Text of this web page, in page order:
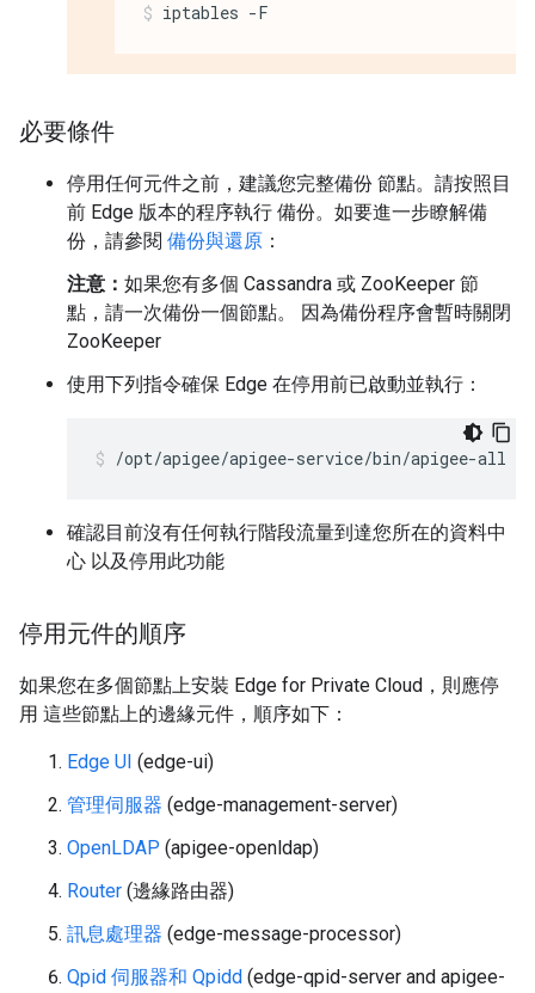
iptables -F
必要條件
停用任何元件之前，建議您完整備份 節點。請按照目
前 Edge 版本的程序執行 備份。如要進一步瞭解備
份，請參閱 備份與還原 ：
注意： 如果您有多個 Cassandra 或 ZooKeeper 節
點，請一次備份一個節點。 因為備份程序會暫時關閉
ZooKeeper
使用下列指令確保 Edge 在停用前已啟動並執行：
/opt/apigee/apigee-service/bin/apigee-all
確認目前沒有任何執行階段流量到達您所在的資料中
心 以及停用此功能
停用元件的順序
如果您在多個節點上安裝 Edge for Private Cloud，則應停
用 這些節點上的邊緣元件，順序如下：
Edge UI (edge-ui)
管理伺服器 (edge-management-server)
OpenLDAP (apigee-openldap)
Router (邊緣路由器)
訊息處理器 (edge-message-processor)
Qpid 伺服器和 Qpidd (edge-qpid-server and apigee-